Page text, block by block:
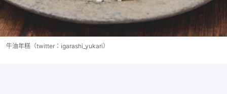
牛油年糕（twitter：igarashi_yukari）